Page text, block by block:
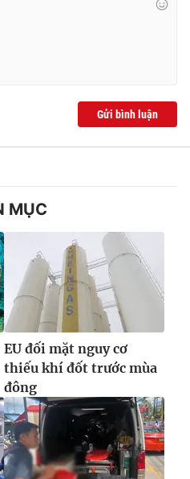
Gửi bình luận
MỤC
EU đối mặt nguy cơ
thiếu khí đốt trước mùa
đông